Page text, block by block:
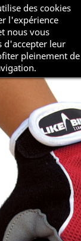
des cookies
l'expérience
nous vous
d'accepter leur
pleinement de